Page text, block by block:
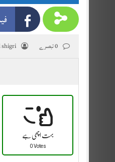
shigri
بہت اچھی ہے
0 Votes